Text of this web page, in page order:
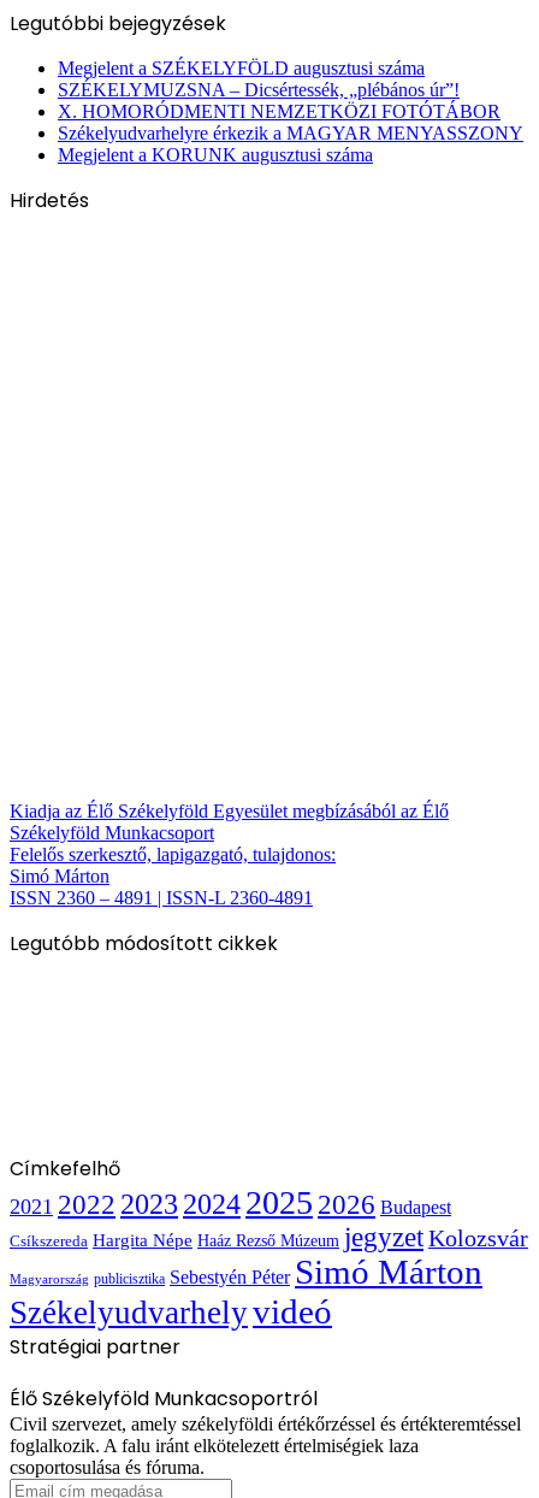
Legutóbbi bejegyzések
Megjelent a SZÉKELYFÖLD augusztusi száma
SZÉKELYMUZSNA – Dicsértessék, „plébános úr”!
X. HOMORÓDMENTI NEMZETKÖZI FOTÓTÁBOR
Székelyudvarhelyre érkezik a MAGYAR MENYASSZONY
Megjelent a KORUNK augusztusi száma
Hirdetés
Kiadja az Élő Székelyföld Egyesület megbízásából az Élő
Székelyföld Munkacsoport
Felelős szerkesztő, lapigazgató, tulajdonos:
Simó Márton
ISSN 2360 – 4891 | ISSN-L 2360-4891
Legutóbb módosított cikkek
Címkefelhő
2021 2022 2023 20242025 2026 Budapest
Csíkszereda Hargita Népe Haáz Rezső Múzeum jegyzetKolozsvár
Magyarország publicisztika Sebestyén Péter Simó Márton
Székelyudvarhelyvideó
Stratégiai partner
Élő Székelyföld Munkacsoportról
Civil szervezet, amely székelyföldi értékőrzéssel és értékteremtéssel
foglalkozik. A falu iránt elkötelezett értelmiségiek laza
csoportosulása és fóruma.
Email